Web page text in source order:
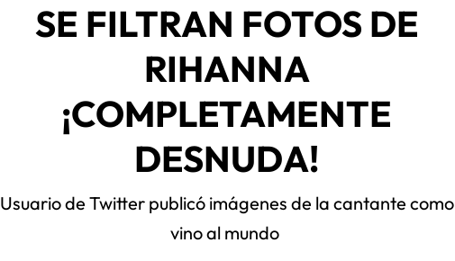
SE FILTRAN FOTOS DE
RIHANNA
¡COMPLETAMENTE
DESNUDA!
Usuario de Twitter publicó imágenes de la cantante como
vino al mundo